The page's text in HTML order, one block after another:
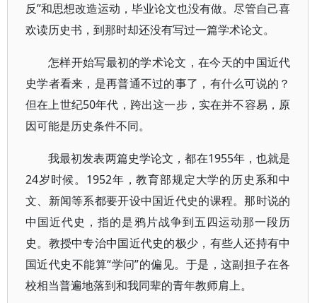
反”和思想改造运动，毕业论文也没有做。尽管自己喜
欢读历史书，到那时却还没有写过一篇学术论文。
怎样开始写最初的学术论文，在今天的中国近代
史学者看来，是再普通不过的事了，有什么可说的？
但在上世纪50年代，跨出这一步，实在并不容易，原
因可能是历史条件不同。
我最初发表两篇史学论文，都在1955年，也就是
24岁时候。1952年，教育部规定大学的历史系和中
文、新闻等系都要开设中国近代史的课程。那时说的
中国近代史，指的是鸦片战争到五四运动那一段历
史。教授中专治中国近代史的极少，有些人还持有中
国近代史不能算“学问”的偏见。于是，这副担子在各
校相当普遍地落到和我同辈的青年教师肩上。